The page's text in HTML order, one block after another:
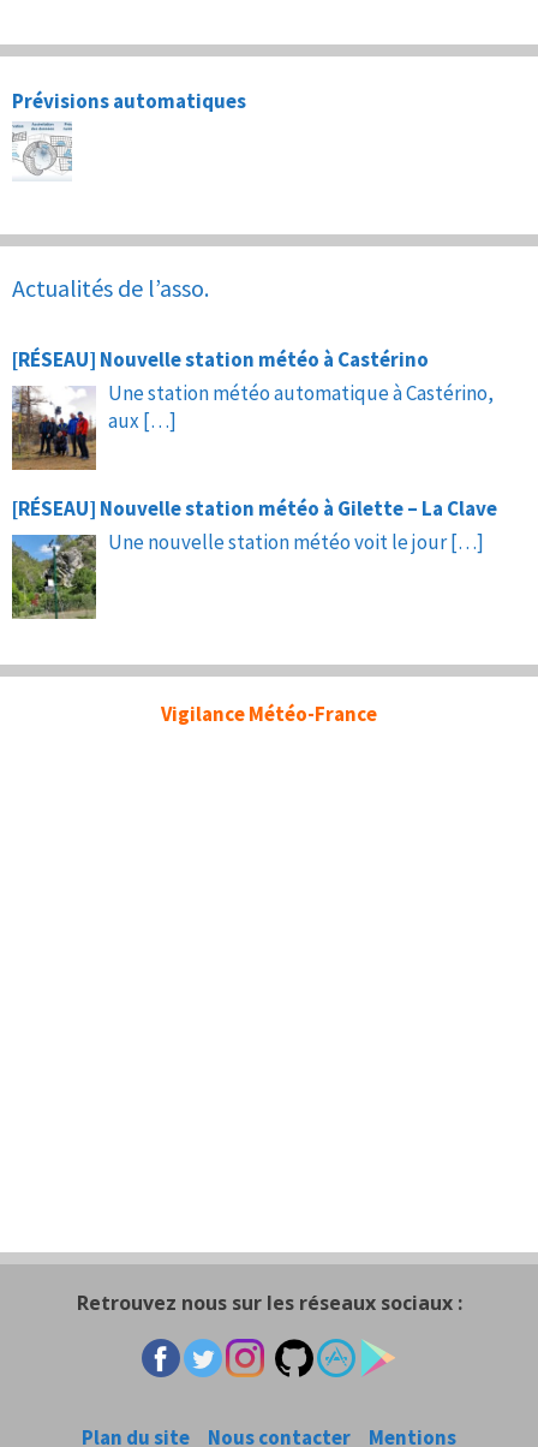
Prévisions automatiques
Actualités de l’asso.
[RÉSEAU] Nouvelle station météo à Castérino
Une station météo automatique à Castérino,
aux […]
[RÉSEAU] Nouvelle station météo à Gilette – La Clave
Une nouvelle station météo voit le jour[…]
Vigilance Météo-France
Retrouvez nous sur les réseaux sociaux :
Plan du site Nous contacter Mentions